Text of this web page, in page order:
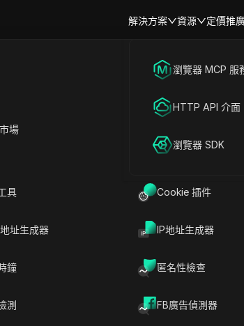
解決方案
海外社媒營銷
廣告投放
帳號共享
資源
場
具 Cookie 插件
址生成器 IP地址生成器
鐘 匿名性檢查
測 FB廣告偵測器
定價推
瀏覽器 MCP 服
HTTP API 介面
瀏覽器 SDK
DICloak vs.
2025年最佳
同的強大功能，但價格更實惠。它專注
是最佳的 Dolphin Anty 替代
特指紋的獨特瀏覽器配置文件和安全代理。
方法。DICloak 的強大安全性確保了更安全的